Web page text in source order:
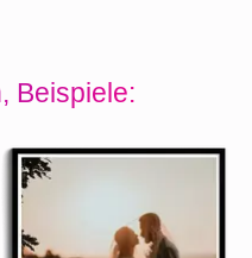
Beispiele: